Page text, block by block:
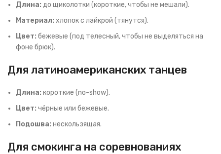
Длина: до щиколотки (короткие, чтобы не мешали).
Материал: хлопок с лайкрой (тянутся).
Цвет: бежевые (под телесный, чтобы не выделяться на
фоне брюк).
Для латиноамериканских танцев
Длина: короткие (no-show).
Цвет: чёрные или бежевые.
Подошва: нескользящая.
Для смокинга на соревнованиях